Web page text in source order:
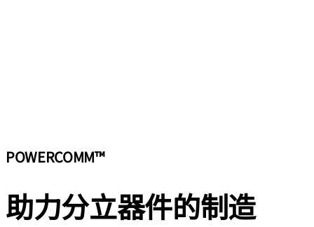
POWERCOMM™
助力分立器件的制造